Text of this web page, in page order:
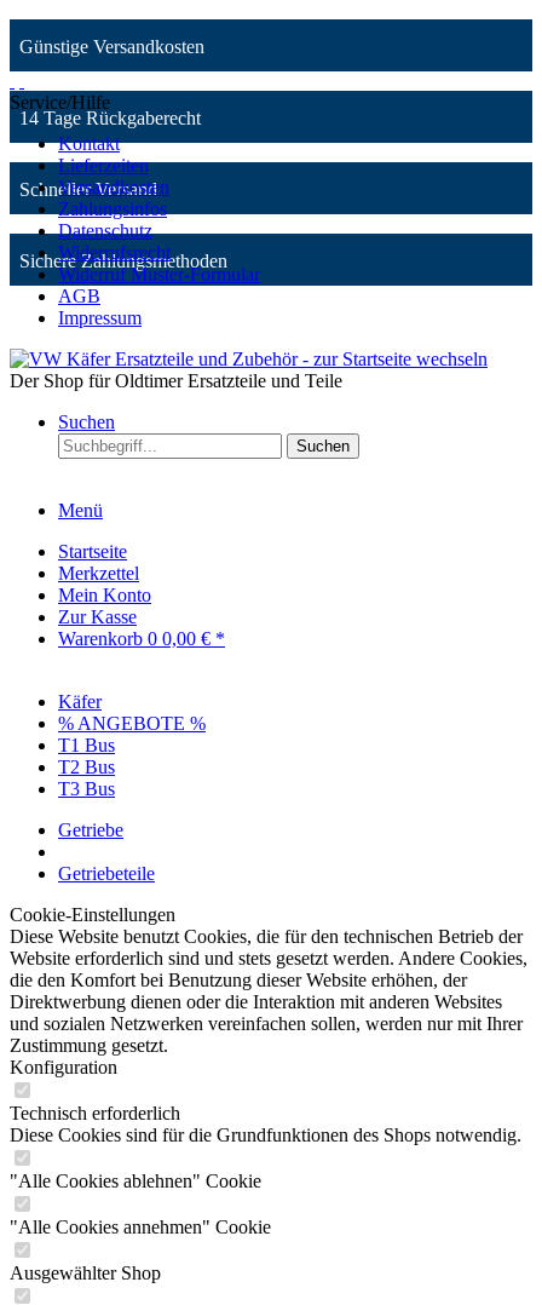
Günstige Versandkosten
14 Tage Rückgaberecht
Schneller Versand
Sichere Zahlungsmethoden
Service/Hilfe
Kontakt
Lieferzeiten
Versandkosten
Zahlungsinfos
Datenschutz
Widerrufsrecht
Widerruf Muster-Formular
AGB
Impressum
Der Shop für Oldtimer Ersatzteile und Teile
Suchen
Suchen
Menü
Startseite
Merkzettel
Mein Konto
Zur Kasse
Warenkorb 0 0,00 € *
Käfer
% ANGEBOTE %
T1 Bus
T2 Bus
T3 Bus
Getriebe
Getriebeteile
Cookie-Einstellungen
Diese Website benutzt Cookies, die für den technischen Betrieb der
Website erforderlich sind und stets gesetzt werden. Andere Cookies,
die den Komfort bei Benutzung dieser Website erhöhen, der
Direktwerbung dienen oder die Interaktion mit anderen Websites
und sozialen Netzwerken vereinfachen sollen, werden nur mit Ihrer
Zustimmung gesetzt.
Konfiguration
Technisch erforderlich
Diese Cookies sind für die Grundfunktionen des Shops notwendig.
"Alle Cookies ablehnen" Cookie
"Alle Cookies annehmen" Cookie
Ausgewählter Shop